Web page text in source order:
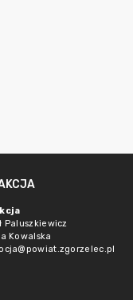
Paluszkiewicz
Kowalska